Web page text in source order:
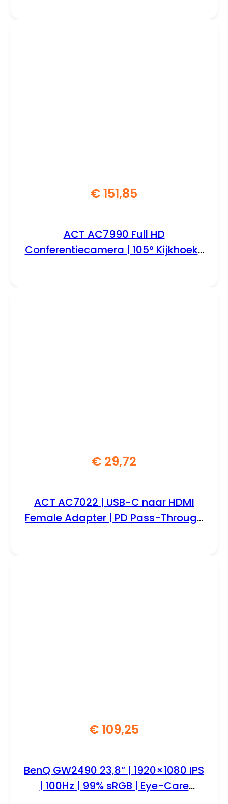
€151,85
ACT AC7990 Full HD
Conferentiecamera | 105° Kijkhoek |
€ 29,72
ACT AC7022 | USB-C naar HDMI
Female Adapter | PD Pass-Through
€109,25
BenQ GW2490 23,8” | 1920×1080 IPS
| 100Hz | 99% sRGB | Eye-Care